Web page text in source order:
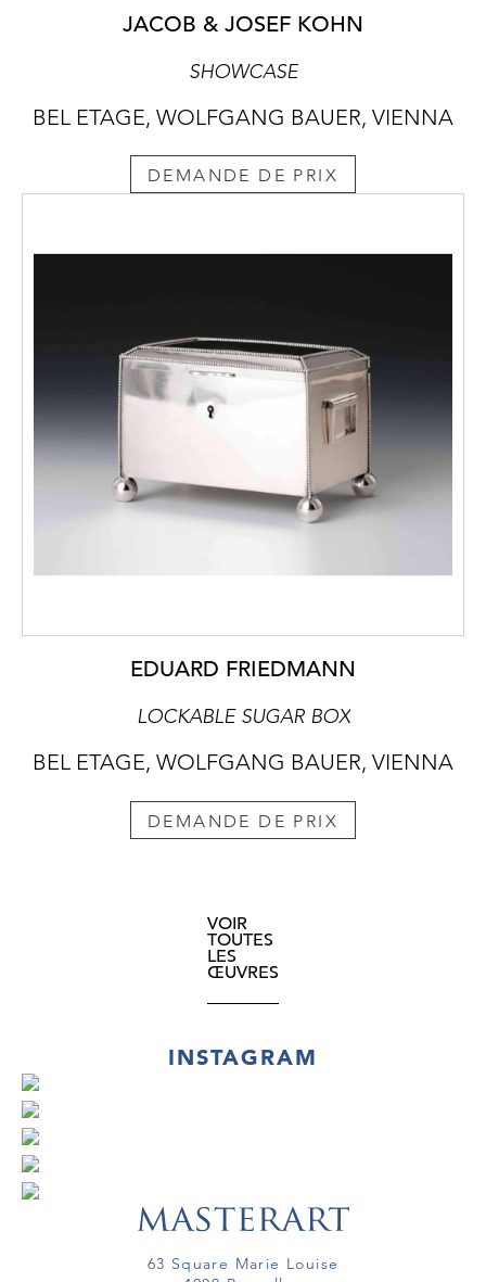
JACOB & JOSEF KOHN
SHOWCASE
BEL ETAGE, WOLFGANG BAUER, VIENNA
DEMANDE DE PRIX
EDUARD FRIEDMANN
LOCKABLE SUGAR BOX
BEL ETAGE, WOLFGANG BAUER, VIENNA
DEMANDE DE PRIX
VOIR
TOUTES
LES
ŒUVRES
INSTAGRAM
63 Square Marie Louise